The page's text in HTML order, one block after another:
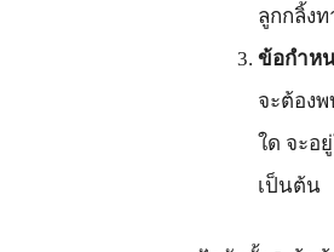
ลูกกลิ้ง
ข้อกำหน
จะต้อง
ใด จะอ
เป็นต้น